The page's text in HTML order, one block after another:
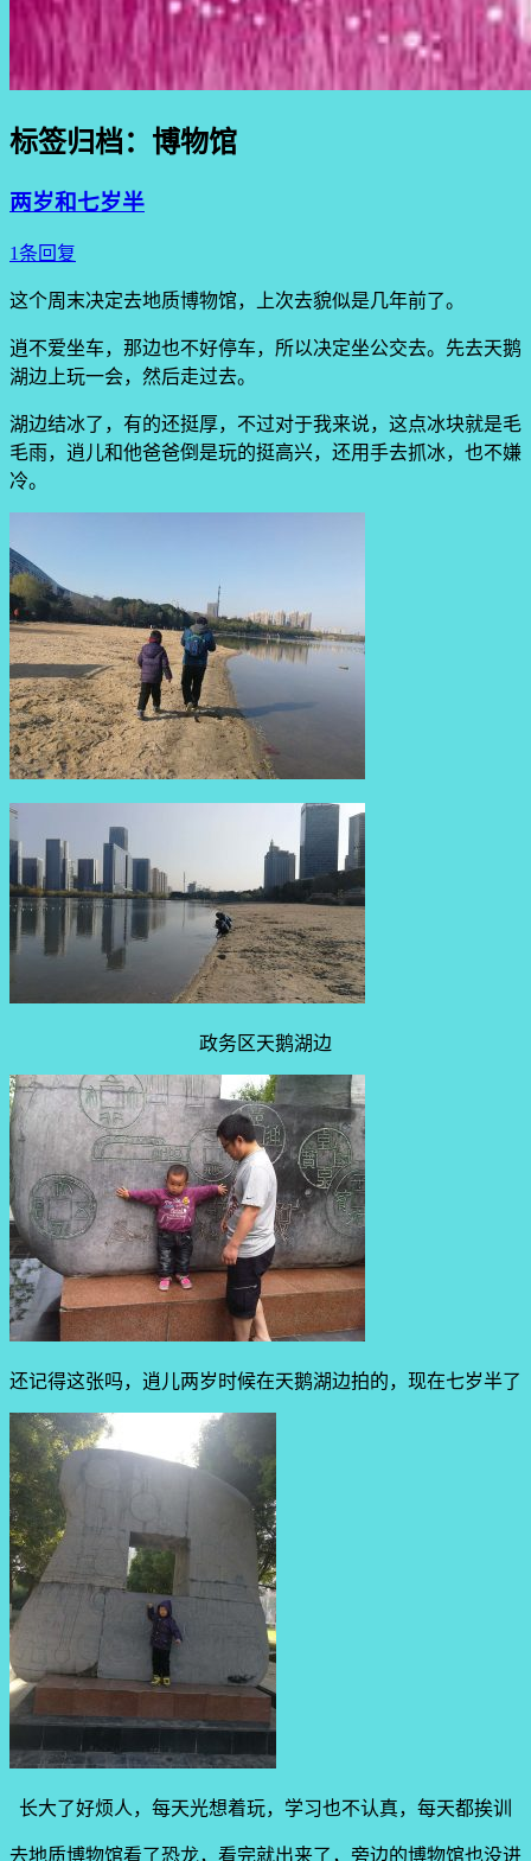
标签归档： 博物馆
两岁和七岁半
1条回复
这个周末决定去地质博物馆，上次去貌似是几年前了。
逍不爱坐车，那边也不好停车，所以决定坐公交去。先去天鹅
湖边上玩一会，然后走过去。
湖边结冰了，有的还挺厚，不过对于我来说，这点冰块就是毛
毛雨，逍儿和他爸爸倒是玩的挺高兴，还用手去抓冰，也不嫌
冷。
政务区天鹅湖边
还记得这张吗，逍儿两岁时候在天鹅湖边拍的，现在七岁半了
长大了好烦人，每天光想着玩，学习也不认真，每天都挨训
去地质博物馆看了恐龙，看完就出来了，旁边的博物馆也没进